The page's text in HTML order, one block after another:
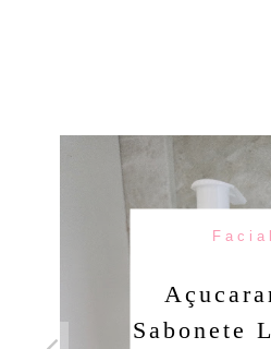
Facial
Sabonete